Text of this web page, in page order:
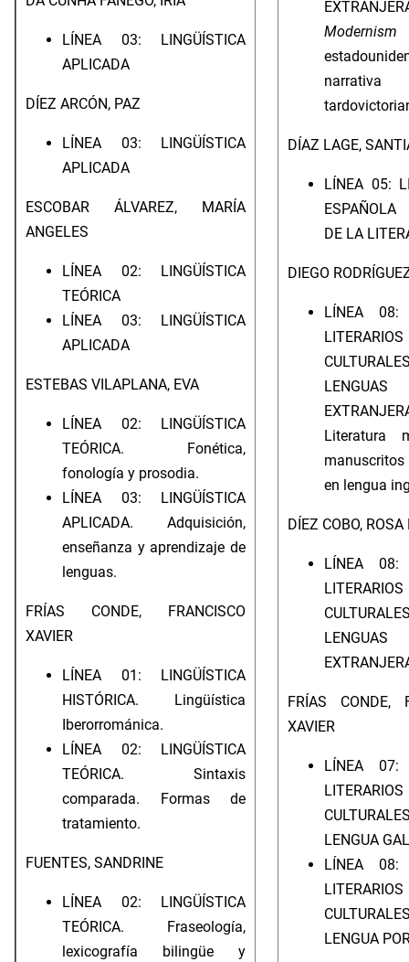
LÍNEA 03: LINGÜÍSTICA
APLICADA
DÍEZ ARCÓN, PAZ
LÍNEA 03: LINGÜÍSTICA
APLICADA
ESCOBAR ÁLVAREZ, MARÍA
ANGELES
LÍNEA 02: LINGÜÍSTICA
TEÓRICA
LÍNEA 03: LINGÜÍSTICA
APLICADA
ESTEBAS VILAPLANA, EVA
LÍNEA 02: LINGÜÍSTICA
TEÓRICA. Fonética,
fonología y prosodia.
LÍNEA 03: LINGÜÍSTICA
APLICADA. Adquisición,
enseñanza y aprendizaje de
lenguas.
FRÍAS CONDE, FRANCISCO
XAVIER
LÍNEA 01: LINGÜÍSTICA
HISTÓRICA. Lingüística
Iberorrománica.
LÍNEA 02: LINGÜÍSTICA
TEÓRICA. Sintaxis
comparada. Formas de
tratamiento.
FUENTES, SANDRINE
LÍNEA 02: LINGÜÍSTICA
TEÓRICA. Fraseología,
lexicografía bilingüe y
Modernism
narrativa
DÍAZ LAGE,
LÍNEA 05:
DE LA
DIEGO
LÍNEA 08:
LENGUAS
Literatura
manuscritos
en lengua
DÍEZ COBO,
LÍNEA 08:
LENGUAS
FRÍAS CONDE,
XAVIER
LÍNEA 07:
LENGUA
LÍNEA 08:
LENGUA